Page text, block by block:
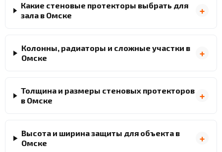
Какие стеновые протекторы выбрать для
зала в Омске
Колонны, радиаторы и сложные участки в
Омске
Толщина и размеры стеновых протекторов
в Омске
Высота и ширина защиты для объекта в
Омске